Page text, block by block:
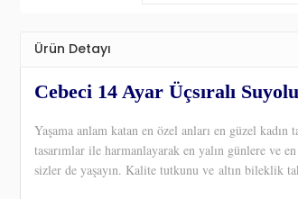
Ürün Detayı
Cebeci 14 Ayar Üçsıralı
Yaşama anlam katan en özel anları en güzel
tasarımlar ile harmanlayarak en yalın günlere ve
sizler de yaşayın. Kalite tutkunu ve altın bileklik